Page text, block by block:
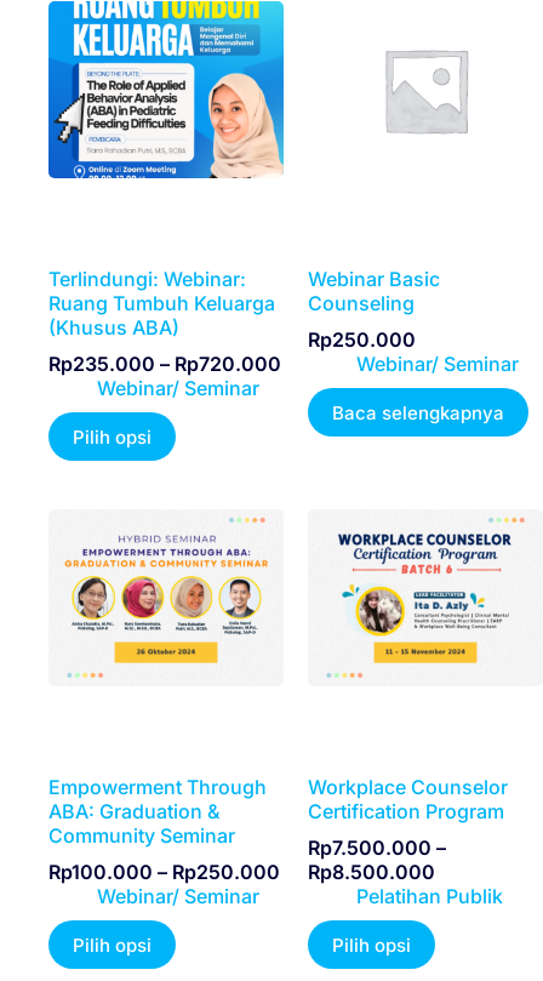
Terlindungi: Webinar:
Ruang Tumbuh Keluarga
(Khusus ABA)
Rp235.000 – Rp720.000
Webinar/ Seminar
Pilih opsi
Webinar Basic
Counseling
Rp250.000
Webinar/ Seminar
Baca selengkapnya
Empowerment Through
ABA: Graduation &
Community Seminar
Rp100.000 – Rp250.000
Webinar/ Seminar
Pilih opsi
Workplace Counselor
Certification Program
Rp7.500.000 –
Rp8.500.000
Pelatihan Publik
Pilih opsi